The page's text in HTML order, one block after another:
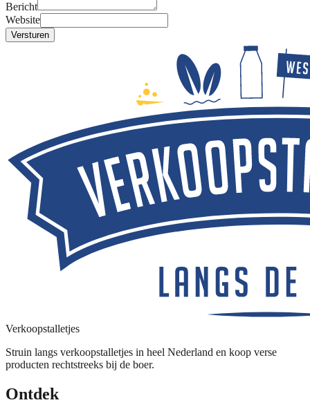
Bericht
Website
Versturen
Verkoopstalletjes
Struin langs verkoopstalletjes in heel Nederland en koop verse
producten rechtstreeks bij de boer.
Ontdek